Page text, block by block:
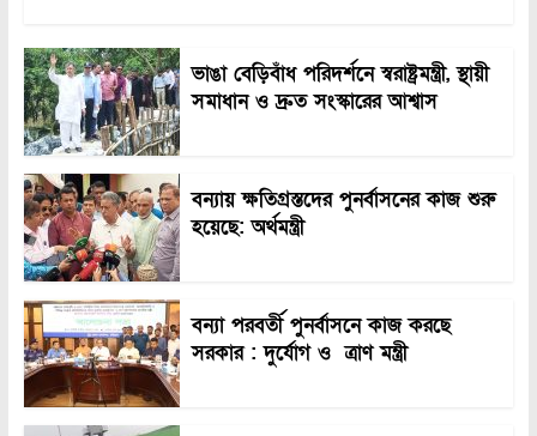
ভাঙা বেড়িবাঁধ পরিদর্শনে স্বরাষ্ট্রমন্ত্রী, স্থায়ী
সমাধান ও দ্রুত সংস্কারের আশ্বাস
বন্যায় ক্ষতিগ্রস্তদের পুনর্বাসনের কাজ শুরু
হয়েছে: অর্থমন্ত্রী
বন্যা পরবর্তী পুনর্বাসনে কাজ করছে
সরকার : দুর্যোগ ও ত্রাণ মন্ত্রী